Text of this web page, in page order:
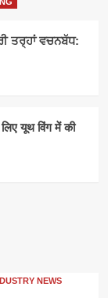
ਤਰ੍ਹਾਂ ਵਚਨਬੱਧ:
यूथ विंग में की
NEWS